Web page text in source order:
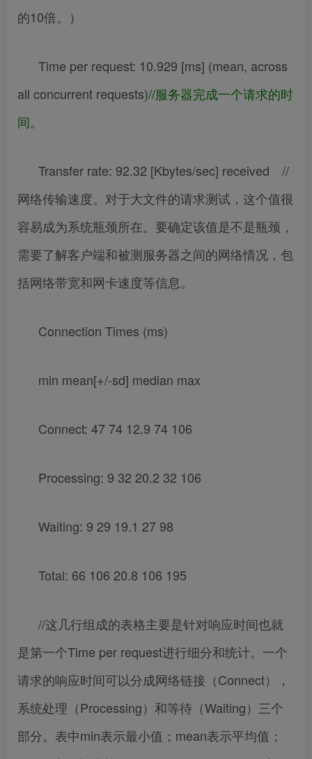
的10倍。）
Time per request: 10.929 [ms] (mean, across
all concurrent requests)//服务器完成一个请求的时
间。
Transfer rate: 92.32 [Kbytes/sec] received //
网络传输速度。对于大文件的请求测试，这个值很
容易成为系统瓶颈所在。要确定该值是不是瓶颈，
需要了解客户端和被测服务器之间的网络情况，包
括网络带宽和网卡速度等信息。
Connection Times (ms)
min mean[+/-sd] median max
Connect: 47 74 12.9 74 106
Processing: 9 32 20.2 32 106
Waiting: 9 29 19.1 27 98
Total: 66 106 20.8 106 195
//这几行组成的表格主要是针对响应时间也就
是第一个Time per request进行细分和统计。一个
请求的响应时间可以分成网络链接（Connect），
系统处理（Processing）和等待（Waiting）三个
部分。表中min表示最小值；mean表示平均值；